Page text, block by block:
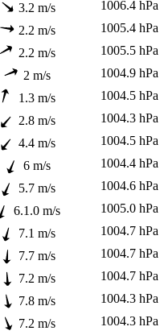
3.2 m/s
1006.4 hPa
2.2 m/s
1005.4 hPa
2.2 m/s
1005.5 hPa
2 m/s
1004.9 hPa
1.3 m/s
1004.5 hPa
2.8 m/s
1004.3 hPa
4.4 m/s
1004.5 hPa
6 m/s
1004.4 hPa
5.7 m/s
1004.6 hPa
6.1.0 m/s
1005.0 hPa
7.1 m/s
1004.7 hPa
7.7 m/s
1004.7 hPa
7.2 m/s
1004.7 hPa
7.8 m/s
1004.3 hPa
7.2 m/s
1004.3 hPa